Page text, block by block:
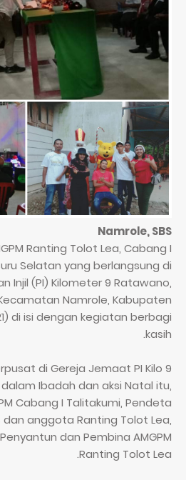
Namrole, SBS
Ranting Tolot Lea, Cabang I
Selatan yang berlangsung di
Injil (PI) Kilometer 9 Ratawano,
Namrole, Kabupaten
di isi dengan kegiatan berbagi
kasih.
di Gereja Jemaat PI Kilo 9
Ibadah dan aksi Natal itu,
Cabang I Talitakumi, Pendeta
dan anggota Ranting Tolot Lea,
dan Pembina AMGPM
Ranting Tolot Lea.